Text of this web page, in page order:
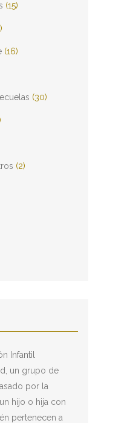
(15)
(16)
(30)
(2)
Infantil
un grupo de
por la
hijo o hija con
pertenecen a